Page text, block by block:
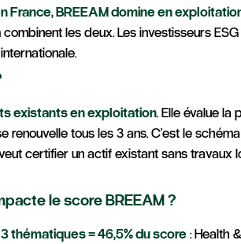
BREEAM domine en
les deux. Les investisseurs
existants en exploitation. Elle évalue la
renouvelle tous les 3 ans. C'est le
certifier un actif existant sans travaux
le score BREEAM ?
3 thématiques = 46,5% du score: Health